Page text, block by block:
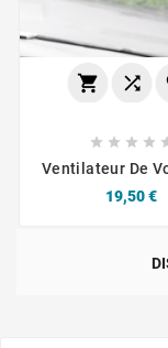
 
   
Ventilateur De
Prix
19,50 €